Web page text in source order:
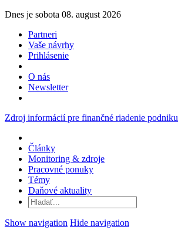
Dnes je sobota 08. august 2026
Partneri
Vaše návrhy
Prihlásenie
O nás
Newsletter
Zdroj informácií pre finančné riadenie podniku
Články
Monitoring & zdroje
Pracovné ponuky
Témy
Daňové aktuality
Show navigation Hide navigation